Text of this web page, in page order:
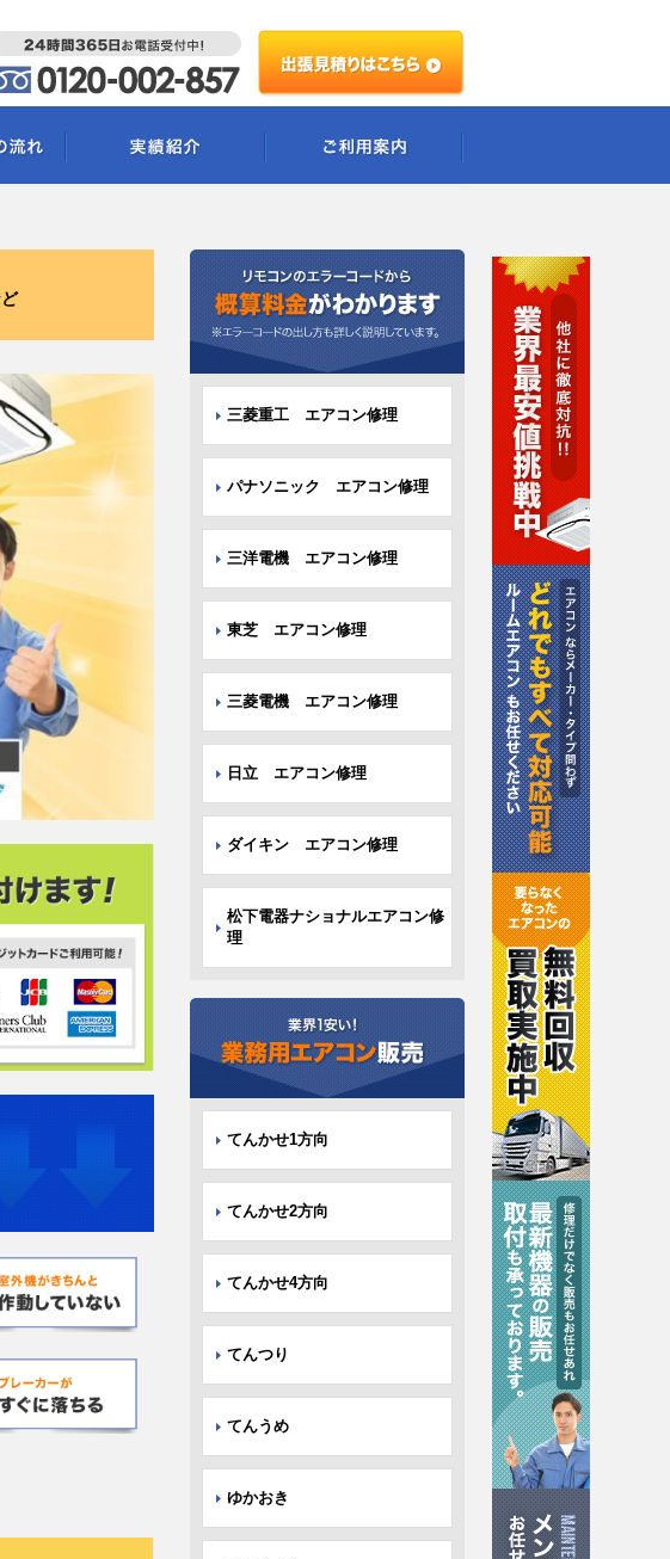
三菱重工 エアコン修理
パナソニック エアコン修理
三洋電機 エアコン修理
東芝 エアコン修理
三菱電機 エアコン修理
日立 エアコン修理
ダイキン エアコン修理
松下電器ナショナルエアコン修
理
てんかせ1方向
てんかせ2方向
てんかせ4方向
てんつり
てんうめ
ゆかおき